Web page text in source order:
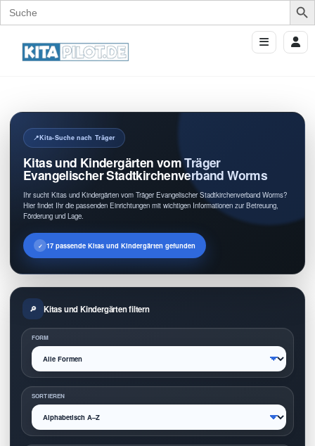
Search
for:
Kita-Suche nach Träger
Kitas und Kindergärten vom Träger
Evangelischer Stadtkirchenverband Worms
Ihr sucht Kitas und Kindergärten vom Träger Evangelischer Stadtkirchenverband Worms?
Hier findet Ihr die passenden Einrichtungen mit wichtigen Informationen zur Betreuung,
Förderung und Lage.
17 passende Kitas und Kindergärten gefunden
Kitas und Kindergärten filtern
FORM
SORTIEREN